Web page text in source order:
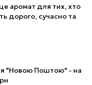
аромат для тих, хто
дорого, сучасно та
"Новою Поштою" - на